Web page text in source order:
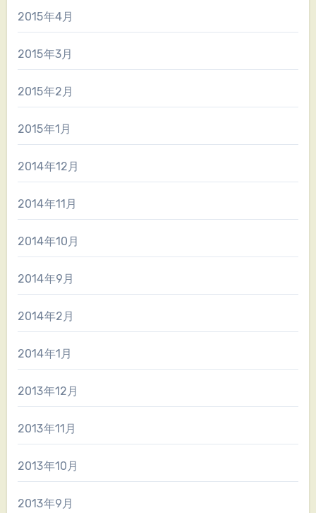
2015年4月
2015年3月
2015年2月
2015年1月
2014年12月
2014年11月
2014年10月
2014年9月
2014年2月
2014年1月
2013年12月
2013年11月
2013年10月
2013年9月